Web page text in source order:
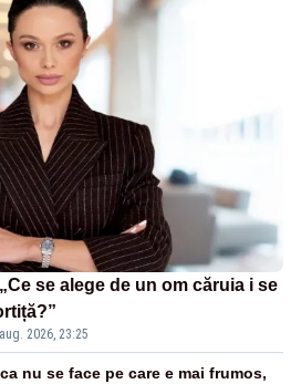
se alege de un om căruia i se
2026, 23:25
nu se face pe care e mai frumos,